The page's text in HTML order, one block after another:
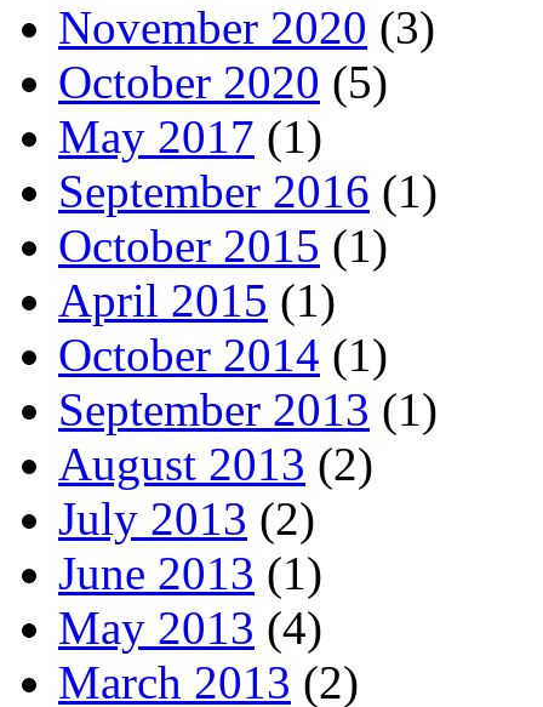
November 2020 (3)
October 2020 (5)
May 2017 (1)
September 2016 (1)
October 2015 (1)
April 2015 (1)
October 2014 (1)
September 2013 (1)
August 2013 (2)
July 2013 (2)
June 2013 (1)
May 2013 (4)
March 2013 (2)